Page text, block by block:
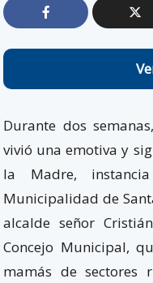
Durante dos
vivió una emotiva y
la Madre,
Municipalidad de
alcalde señor
Concejo Municipal,
mamás de sectores